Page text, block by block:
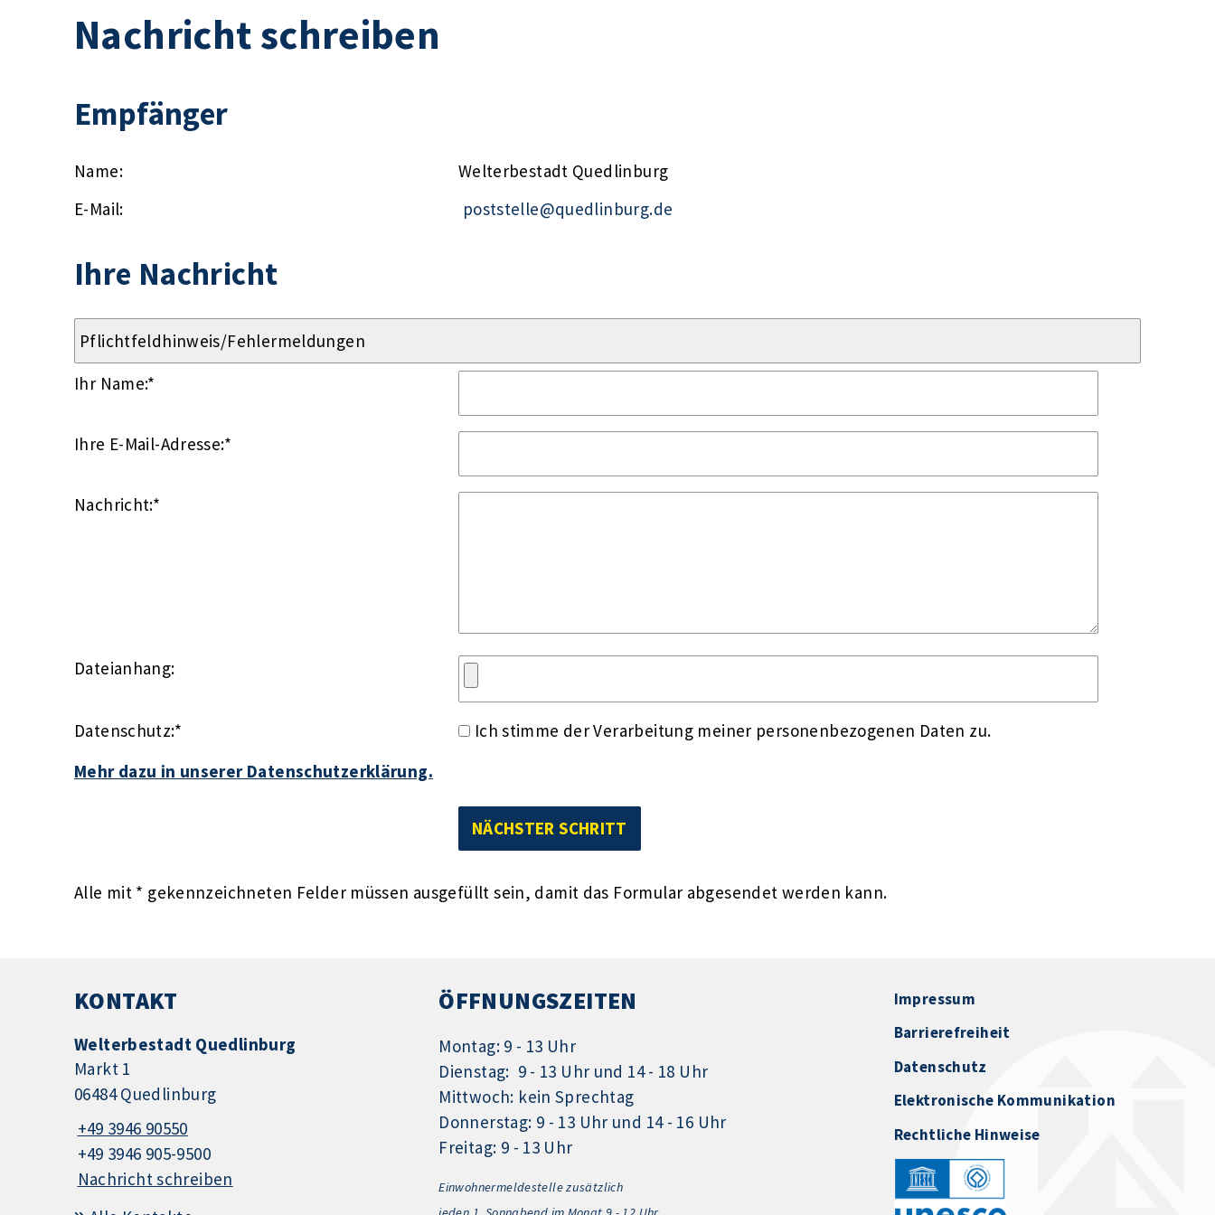
Nachricht schreiben
Empfänger
Name:
Welterbestadt Quedlinburg
E-Mail:
poststelle@quedlinburg.de
Ihre Nachricht
Ihr Name:*
Ihre E-Mail-Adresse:*
Nachricht:*
Dateianhang:
Datenschutz:*
Ich stimme der Verarbeitung meiner personenbezogenen Daten zu.
Mehr dazu in unserer Datenschutzerklärung.
Alle mit * gekennzeichneten Felder müssen ausgefüllt sein, damit das Formular abgesendet werden kann.
KONTAKT
Welterbestadt Quedlinburg
Markt 1
06484 Quedlinburg
+49 3946 90550
+49 3946 905-9500
Nachricht schreiben
ÖFFNUNGSZEITEN
Montag: 9 - 13 Uhr
Dienstag: 9 - 13 Uhr und 14 - 18 Uhr
Mittwoch: kein Sprechtag
Donnerstag: 9 - 13 Uhr und 14 - 16 Uhr
Freitag: 9 - 13 Uhr
Einwohnermeldestelle zusätzlich
Impressum
Barrierefreiheit
Datenschutz
Elektronische Kommunikation
Rechtliche Hinweise